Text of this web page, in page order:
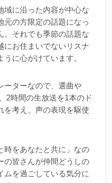
域に沿った内容が中心な
元の方限定の話題になっ
。それでも季節の話題な
にお住まいでないリスナ
に心がけています。
ーターなので、選曲や
2時間の生放送を1本のド
を考え、声の表現を駆使
時をあなたと共に」なの
の皆さんが仲間どうしの
ムを過ごしている気分に